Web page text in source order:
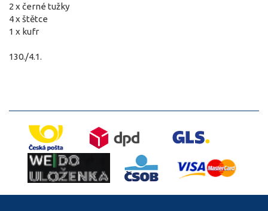
2 x černé tužky
4 x štětce
1 x kufr
130./4.1.